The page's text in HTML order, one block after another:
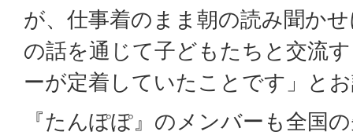
が、仕事着のまま朝の読み聞か
の話を通じて子どもたちと交流
ーが定着していたことです」と
『たんぽぽ』のメンバーも全国